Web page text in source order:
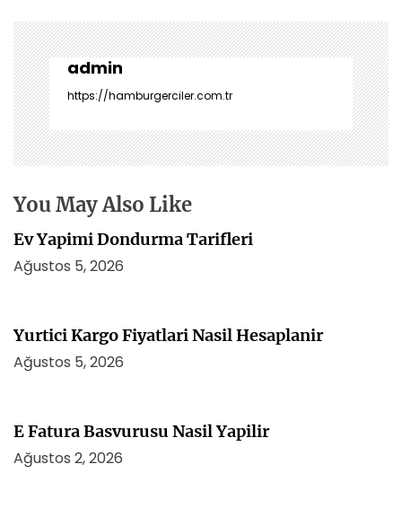
ı
g
e
z
i
n
m
s
i
admin
https://hamburgerciler.com.tr
You May Also Like
Ev Yapimi Dondurma Tarifleri
Ağustos 5, 2026
Yurtici Kargo Fiyatlari Nasil Hesaplanir
Ağustos 5, 2026
E Fatura Basvurusu Nasil Yapilir
Ağustos 2, 2026